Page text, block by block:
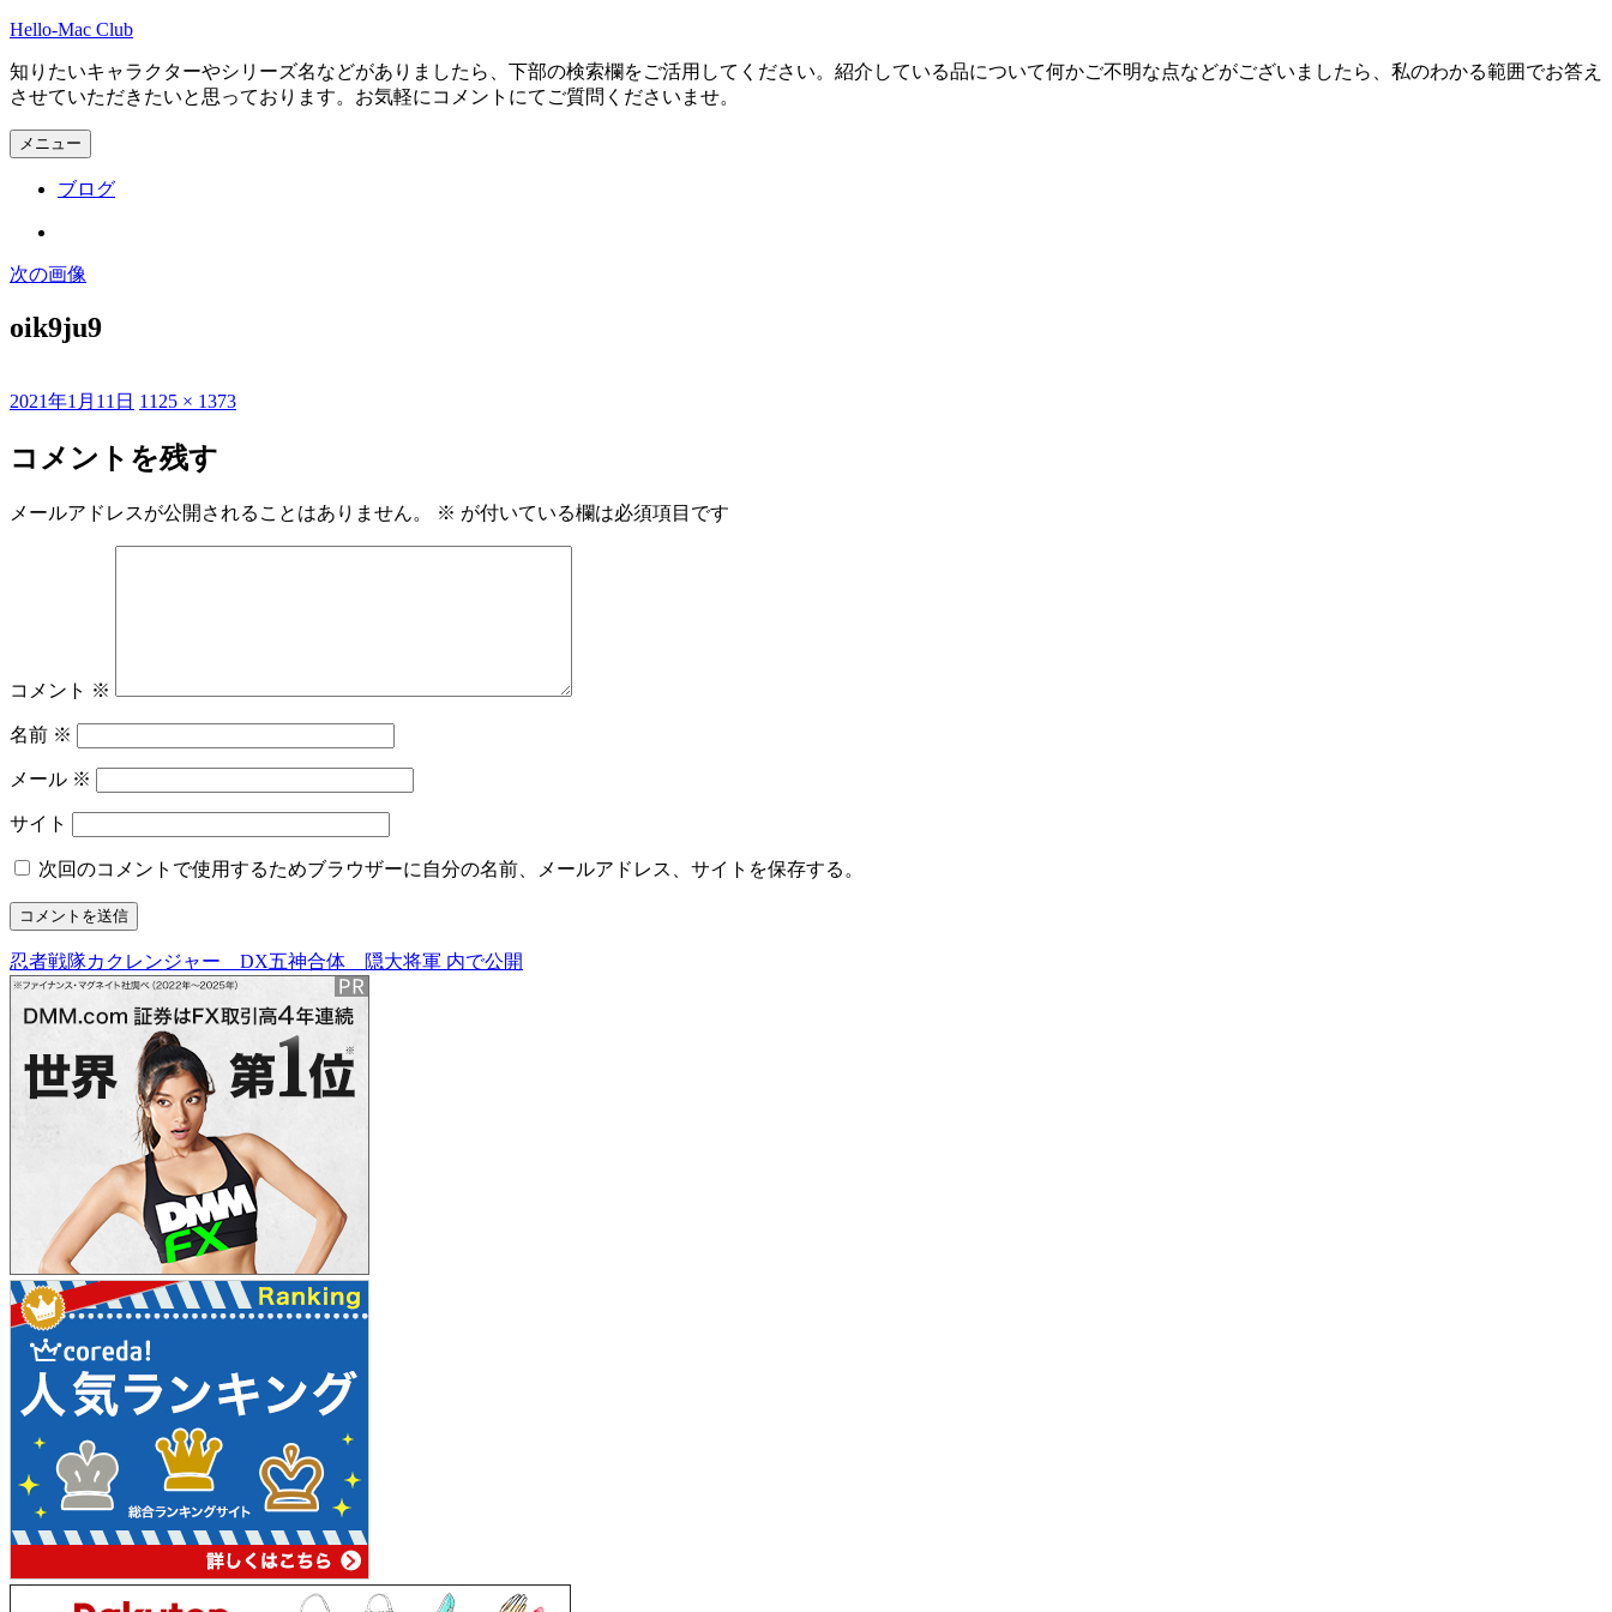
コ
テ
ン
ツ
へ
Hello-Mac Club
知りたいキャラクターやシリーズ名などがありましたら、下部の検索欄をご活用してください。紹介している品について何かご不明な点などがございましたら、私のわかる範囲でお答え
させていただきたいと思っております。お気軽にコメントにてご質問くださいませ。
メニュー
ブログ
次の画像
oik9ju9
投
日:
2021年1月11日 フ
サ
イ
1125 × 1373
コメントを残す
メールアドレスが公開されることはありません。 ※ が付いている欄は必須項目です
コメント ※
名前 ※
メール ※
サイト
次回のコメントで使用するためブラウザーに自分の名前、メールアドレス、サイトを保存する。
投
稿
ビ
ン
忍者戦隊カクレンジャー DX五神合体 隠大将軍 内で公開